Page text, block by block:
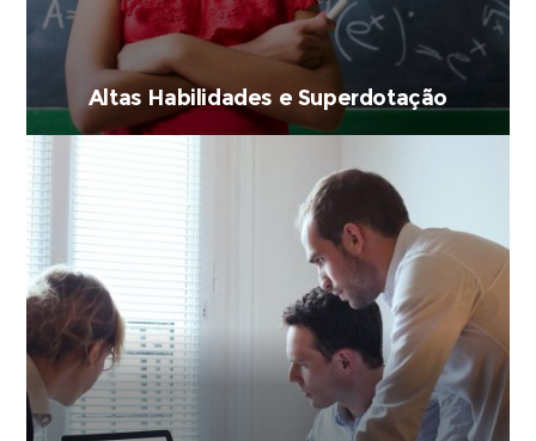
Altas Habilidades e Superdotação